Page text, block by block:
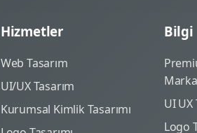
Hizmetler
Web Tasarım
UI/UX Tasarım
Kurumsal Kimlik Tasarımı
Bilgi
Marka
UI UX
Logo